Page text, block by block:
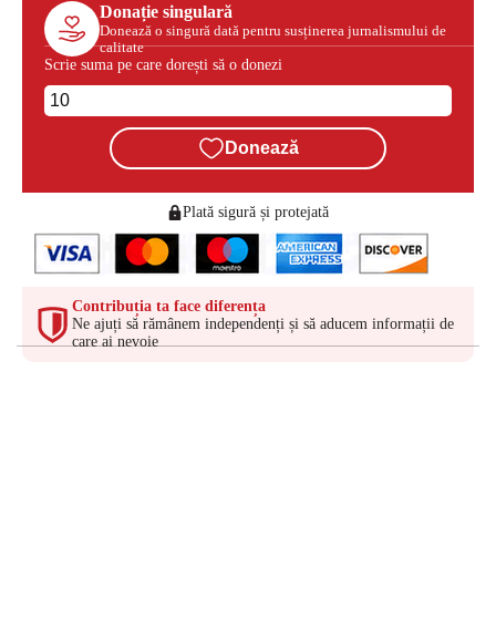
Donație singulară
Donează o singură dată pentru susținerea jurnalismului de
calitate
Scrie suma pe care dorești să o donezi
Donează
Plată sigură și protejată
Contribuția ta face diferența
Ne ajuți să rămânem independenți și să aducem informații de
care ai nevoie